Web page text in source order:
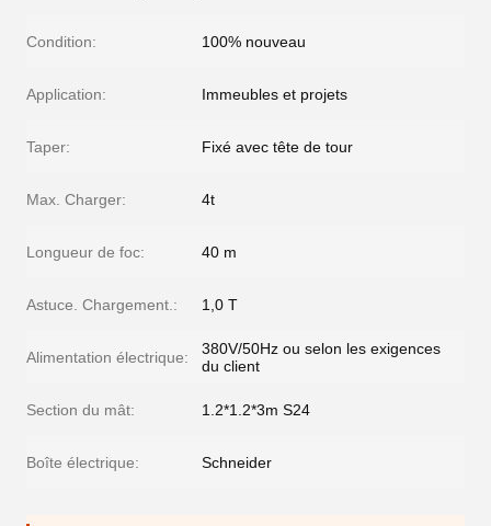
Condition: 100% nouveau
Application: Immeubles et projets
Taper: Fixé avec tête de tour
Max. Charger: 4t
Longueur de foc: 40 m
Astuce. Chargement.: 1,0 T
Alimentation électrique:
380V/50Hz ou selon les exigences
du client
Section du mât: 1.2*1.2*3m S24
Boîte électrique: Schneider